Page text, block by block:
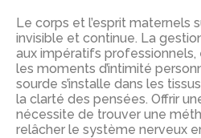
Le corps et l’esprit maternels
invisible et continue. La
aux impératifs
les moments d’intimité
sourde s’installe dans les
la clarté des pensées. Offrir
nécessite de trouver une
relâcher le système nerveux